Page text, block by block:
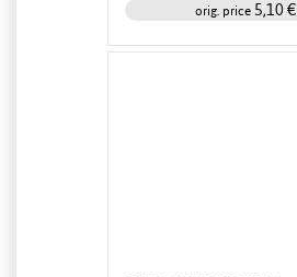
orig. price 5,10 €